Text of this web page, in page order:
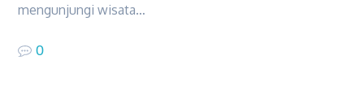
mengunjungi wisata…
0